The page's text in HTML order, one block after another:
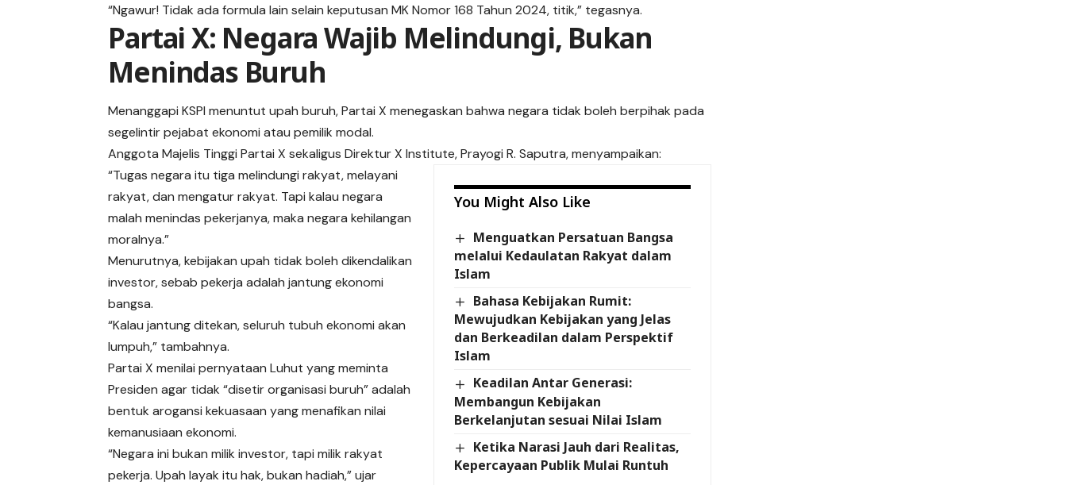
“Ngawur! Tidak ada formula lain selain keputusan MK Nomor 168 Tahun 2024, titik,” tegasnya.
Partai X: Negara Wajib Melindungi, Bukan
Menindas Buruh
Menanggapi KSPI menuntut upah buruh, Partai X menegaskan bahwa negara tidak boleh berpihak pada
segelintir pejabat ekonomi atau pemilik modal.
Anggota Majelis Tinggi Partai X sekaligus Direktur X Institute, Prayogi R. Saputra, menyampaikan:
You Might Also Like
Menguatkan Persatuan Bangsa
melalui Kedaulatan Rakyat dalam
Islam
Bahasa Kebijakan Rumit:
Mewujudkan Kebijakan yang Jelas
dan Berkeadilan dalam Perspektif
Islam
Keadilan Antar Generasi:
Membangun Kebijakan
Berkelanjutan sesuai Nilai Islam
Ketika Narasi Jauh dari Realitas,
Kepercayaan Publik Mulai Runtuh
“Tugas negara itu tiga melindungi rakyat, melayani
rakyat, dan mengatur rakyat. Tapi kalau negara
malah menindas pekerjanya, maka negara kehilangan
moralnya.”
Menurutnya, kebijakan upah tidak boleh dikendalikan
investor, sebab pekerja adalah jantung ekonomi
bangsa.
“Kalau jantung ditekan, seluruh tubuh ekonomi akan
lumpuh,” tambahnya.
Partai X menilai pernyataan Luhut yang meminta
Presiden agar tidak “disetir organisasi buruh” adalah
bentuk arogansi kekuasaan yang menafikan nilai
kemanusiaan ekonomi.
“Negara ini bukan milik investor, tapi milik rakyat
pekerja. Upah layak itu hak, bukan hadiah,” ujar